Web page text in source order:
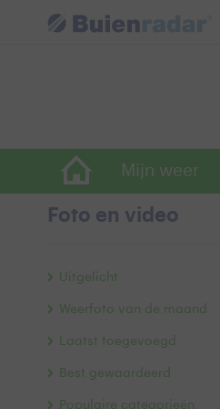
Mijn weer
Foto en video
Uitgelicht
Weerfoto van de maand
Laatst toegevoegd
Best gewaardeerd
Populaire categorieën